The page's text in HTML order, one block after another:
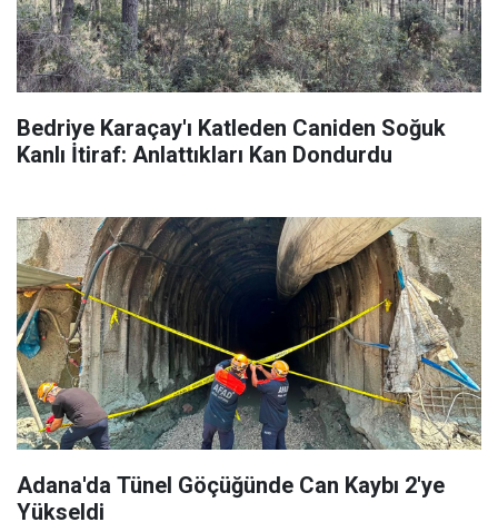
Bedriye Karaçay'ı Katleden Caniden Soğuk
Kanlı İtiraf: Anlattıkları Kan Dondurdu
Adana'da Tünel Göçüğünde Can Kaybı 2'ye
Yükseldi